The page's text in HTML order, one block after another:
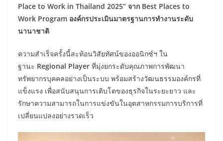
Place to Work in Thailand 2025” จาก Best Places to
Work Program องค์กรประเมินมาตรฐานการทำงานระดับ
นานาชาติ
ความสำเร็จครั้งนี้สะท้อนวิสัยทัศน์ของออนิกซ์ฯ ใน
ฐานะ Regional Player ที่มุ่งยกระดับคุณภาพการพัฒนา
ทรัพยากรบุคคลอย่างเป็นระบบ พร้อมสร้างวัฒนธรรมองค์กรที่
แข็งแรง เพื่อสนับสนุนการเติบโตของธุรกิจในระยะยาว และ
รักษาความสามารถในการแข่งขันในอุตสาหกรรมการบริการที่
เปลี่ยนแปลงอย่างรวดเร็ว